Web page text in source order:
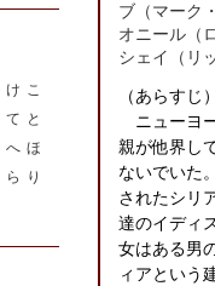
け
こ
て と
へ ほ
ら
り
ブ（マーク
オニール（
シェイ（リ
（あらすじ
ニューヨ
親が他界し
ないでいた
されたシリ
達のイディ
女はある男
ィアという